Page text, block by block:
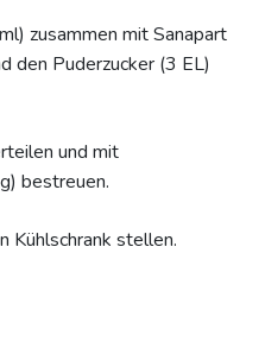
zusammen mit Sanapart
den Puderzucker (3 EL)
und mit
bestreuen.
Kühlschrank stellen.